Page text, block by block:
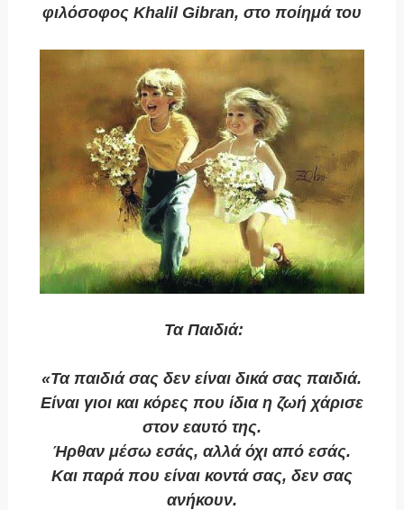
φιλόσοφος Khalil Gibran, στο ποίημά του
Τα Παιδιά:
«Τα παιδιά σας δεν είναι δικά σας παιδιά.
Είναι γιοι και κόρες που ίδια η ζωή χάρισε
στον εαυτό της.
Ήρθαν μέσω εσάς, αλλά όχι από εσάς.
Και παρά που είναι κοντά σας, δεν σας
ανήκουν.